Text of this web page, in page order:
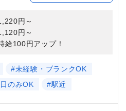
円～
円～
100円アップ！
#未経験・ブランクOK
のみOK #駅近